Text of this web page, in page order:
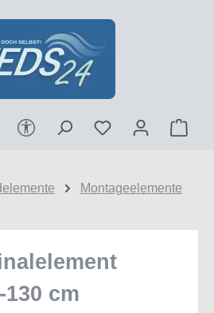
Werkzeugleiste anzeigen
Montageelemente
cm